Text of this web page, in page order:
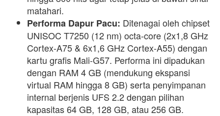
matahari.
Performa Dapur Pacu: Ditenagai oleh chipset
UNISOC T7250 (12 nm) octa-core (2x1,8 GHz
Cortex-A75 & 6x1,6 GHz Cortex-A55) dengan
kartu grafis Mali-G57. Performa ini dipadukan
dengan RAM 4 GB (mendukung ekspansi
virtual RAM hingga 8 GB) serta penyimpanan
internal berjenis UFS 2.2 dengan pilihan
kapasitas64 GB, 128 GB, atau 256 GB.